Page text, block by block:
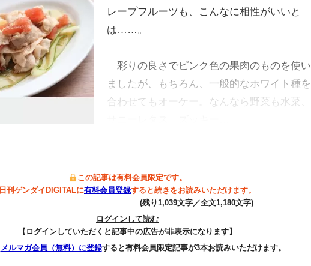
レープフルーツも、こんなに相性がいいと
は……。
「彩りの良さでピンク色の果肉のものを使い
ましたが、もちろん、一般的なホワイト種を
合わせてもオーケー。なんなら野菜も水菜、
この記事は有料会員限定です。
日刊ゲンダイDIGITALに有料会員登録すると続きをお読みいただけます。
(残り1,039文字／全文1,180文字)
ログインして読む
【ログインしていただくと記事中の広告が非表示になります】
メルマガ会員（無料）に登録すると有料会員限定記事が3本お読みいただけます。